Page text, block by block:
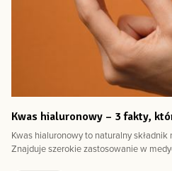
Kwas hialuronowy – 3 fakty,
Kwas hialuronowy to naturalny składnik
Znajduje szerokie zastosowanie w